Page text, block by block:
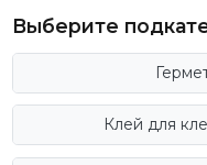
Выберите
Клей для